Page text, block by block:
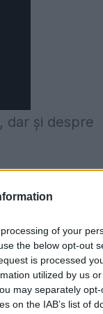
of your
the below opt-out
is processed
utilized by us
may separately
on the IAB’s list of
dar și despre
că de
astăzi, practic
absolut